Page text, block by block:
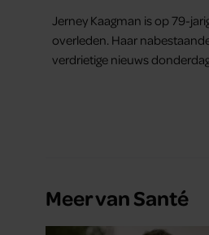
Jerney Kaagman is op 79-
overleden. Haar
verdrietige nieuws
Meer van Santé